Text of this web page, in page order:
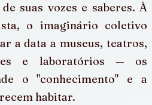
suas vozes e saberes. À
o imaginário coletivo
a data a museus, teatros,
e laboratórios — os
o "conhecimento" e a
habitar.